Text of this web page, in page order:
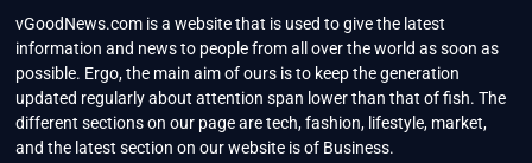
vGoodNews.com is a website that is used to give the latest
information and news to people from all over the world as soon as
possible. Ergo, the main aim of ours is to keep the generation
updated regularly about attention span lower than that of fish. The
different sections on our page are tech, fashion, lifestyle, market,
and the latest section on our website is of Business.